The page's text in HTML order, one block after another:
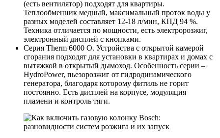
(есть вентилятор) подходят для квартиры.
Теплообменник медный, максимальный проток воды у
разных моделей составляет 12-18 л/мин, КПД 94 %.
Техника отличается по мощности, есть электророзжиг,
электронный дисплей с кнопками.
Серия Therm 6000 О. Устройства с открытой камерой
сгорания подходят для установки в квартирах и домах с
вытяжкой в открытый дымоход. Особенность серии –
HydroPower, пьезорозжиг от гидродинамического
генератора, благодаря которому фитиль не горит
постоянно. Есть дисплей на корпусе, модуляция
пламени и контроль тяги.